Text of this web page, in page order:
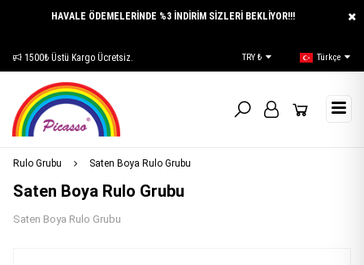
HAVALE ÖDEMELERİNDE %3 İNDİRİM SİZLERİ BEKLİYOR!!!
1500₺ Üstü Kargo Ücretsiz. TRY ₺ Türkçe
Rulo Grubu Saten Boya Rulo Grubu
Saten Boya Rulo Grubu
Saten Boya Rulo Grubu